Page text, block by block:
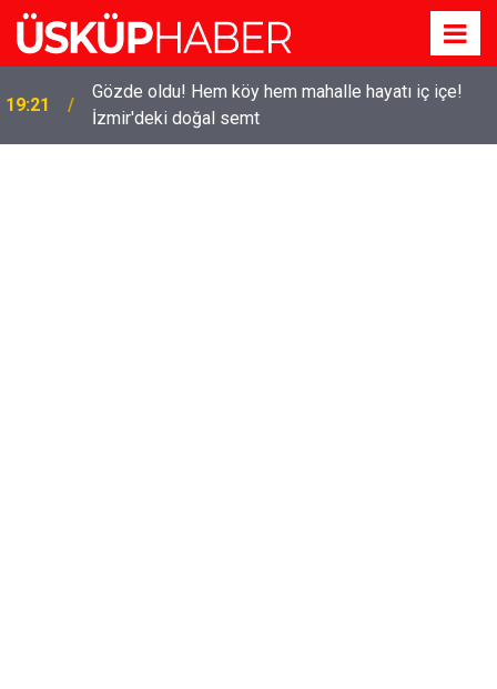
19:21
Gözde oldu! Hem köy hem mahalle hayatı iç içe!
İzmir'deki doğal semt